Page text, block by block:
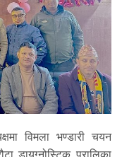
विमला भण्डारी चयन
डायग्नोस्टिक प्रालिका